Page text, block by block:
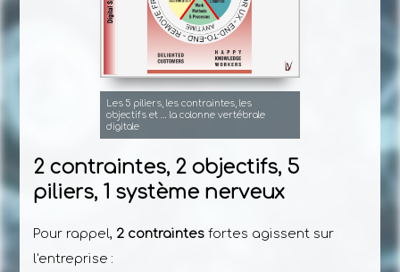
Les 5 piliers, les contraintes, les
objectifs et … la colonne vertébrale
digitale
2 contraintes, 2 objectifs, 5
piliers, 1 système nerveux
Pour rappel, 2 contraintesfortes agissent sur
l'entreprise :